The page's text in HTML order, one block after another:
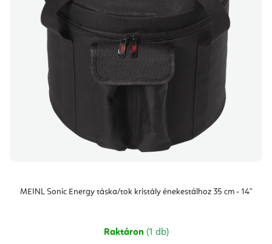
MEINL Sonic Energy táska/tok kristály énekestálhoz 35 cm - 14"
Raktáron (1 db)